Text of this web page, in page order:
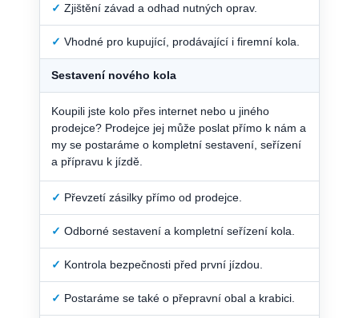
✓ Zjištění závad a odhad nutných oprav.
✓ Vhodné pro kupující, prodávající i firemní kola.
Sestavení nového kola
Koupili jste kolo přes internet nebo u jiného
prodejce? Prodejce jej může poslat přímo k nám a
my se postaráme o kompletní sestavení, seřízení
a přípravu k jízdě.
✓ Převzetí zásilky přímo od prodejce.
✓ Odborné sestavení a kompletní seřízení kola.
✓ Kontrola bezpečnosti před první jízdou.
✓ Postaráme se také o přepravní obal a krabici.